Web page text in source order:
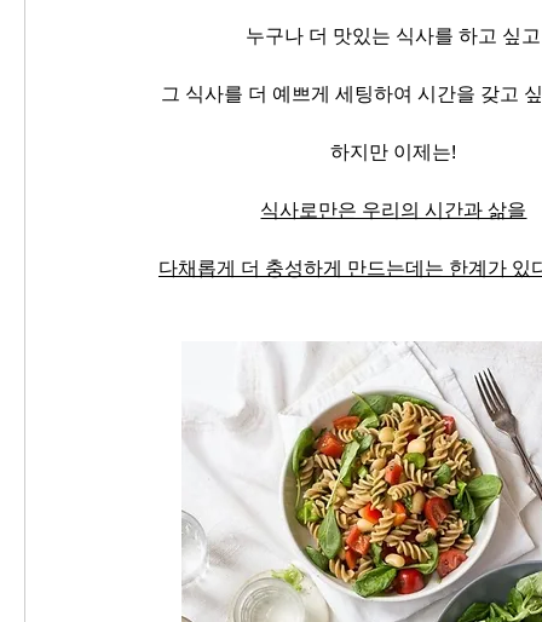
누구나 더 맛있는 식사를 하고 싶고
그 식사를 더 예쁘게 세팅하여 시간을 갖고
하지만 이제는!
식사로만은 우리의 시간과 삶을
다채롭게 더 충성하게 만드는데는 한계가 있